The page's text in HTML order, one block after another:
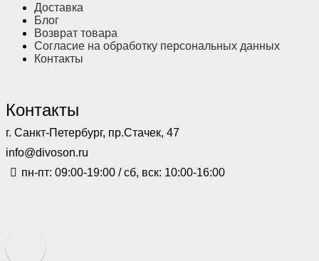
Доставка
Блог
Возврат товара
Согласие на обработку персональных данных
Контакты
Контакты
г. Санкт-Петербург, пр.Стачек, 47
info@divoson.ru
пн-пт: 09:00-19:00 / сб, вск: 10:00-16:00